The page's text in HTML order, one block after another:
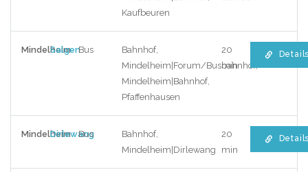
Kaufbeuren
Mindelheim
SalgenBus
Bahnhof,
Mindelheim|Forum/Busbahnhof,
Mindelheim|Bahnhof,
Pfaffenhausen
20
min
MindelheimDirlewang
Bus
Bahnhof,
Mindelheim|Dirlewang
20
min